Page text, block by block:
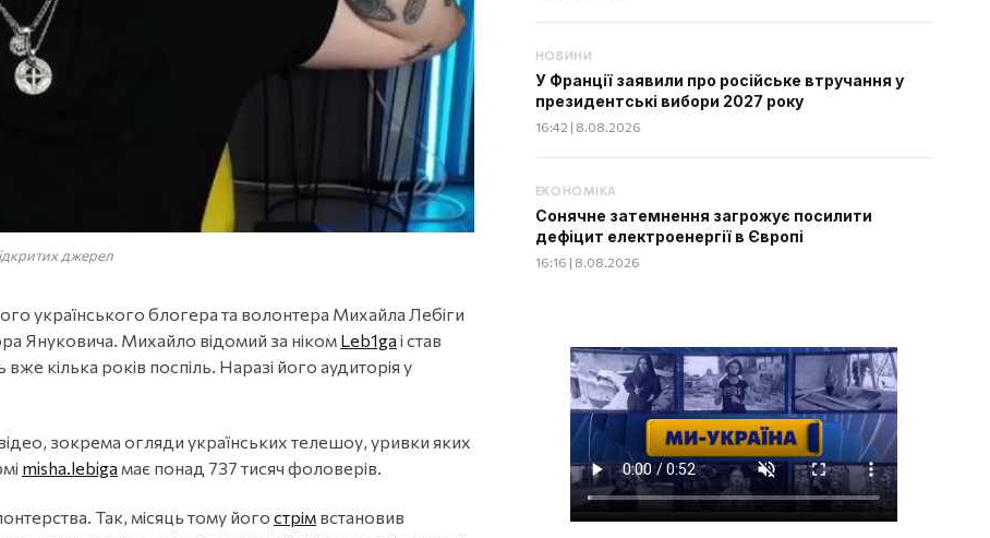
джерел
українського блогера та волонтера Михайла Лебіги
Януковича. Михайло відомий за ніком Leb1ga і став
кілька років поспіль. Наразі його аудиторія у
зокрема огляди українських телешоу, уривки яких
misha.lebiga має понад 737 тисяч фоловерів.
Так, місяць тому його стрім встановив
НОВИНИ
У Франції заявили про російське втручання у
президентські вибори 2027 року
16:42 | 8.08.2026
ЕКОНОМІКА
Сонячне затемнення загрожує посилити
дефіцит електроенергії в Європі
16:16 | 8.08.2026